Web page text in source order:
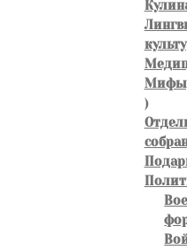
Мифы,
46